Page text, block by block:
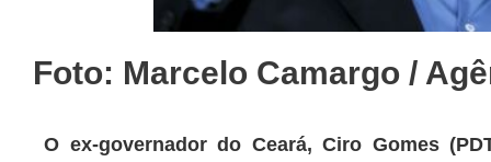
Foto: Marcelo Camargo /
O ex-governador do Ceará, Ciro Gomes